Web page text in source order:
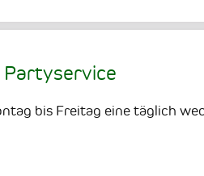
Partyservice
bis Freitag eine täglich